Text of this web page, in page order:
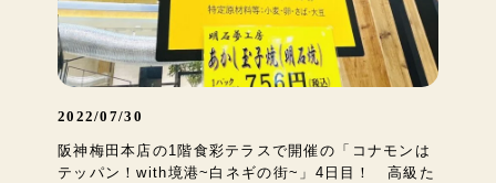
2022/07/30
阪神梅田本店の1階食彩テラスで開催の「コナモンは
テッパン！with境港~白ネギの街~」4日目！ 高級た